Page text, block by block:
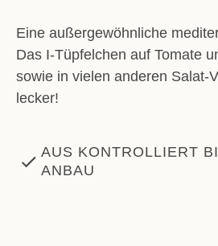
Eine außergewöhnliche
Das I-Tüpfelchen auf Tomate
sowie in vielen anderen Salat-
lecker!
AUS KONTROLLIERT
ANBAU